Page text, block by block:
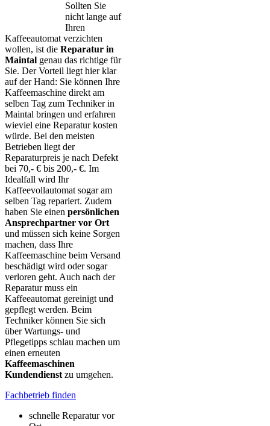
Sollten Sie
nicht lange auf
Ihren
Kaffeeautomat verzichten
wollen, ist die Reparatur in
Maintal genau das richtige für
Sie. Der Vorteil liegt hier klar
auf der Hand: Sie können Ihre
Kaffeemaschine direkt am
selben Tag zum Techniker in
Maintal bringen und erfahren
wieviel eine Reparatur kosten
würde. Bei den meisten
Betrieben liegt der
Reparaturpreis je nach Defekt
bei 70,- € bis 200,- €. Im
Idealfall wird Ihr
Kaffeevollautomat sogar am
selben Tag repariert. Zudem
haben Sie einen persönlichen
Ansprechpartner vor Ort
und müssen sich keine Sorgen
machen, dass Ihre
Kaffeemaschine beim Versand
beschädigt wird oder sogar
verloren geht. Auch nach der
Reparatur muss ein
Kaffeeautomat gereinigt und
gepflegt werden. Beim
Techniker können Sie sich
über Wartungs- und
Pflegetipps schlau machen um
einen erneuten
Kaffeemaschinen
Kundendienst zu umgehen.
Fachbetrieb finden
schnelle Reparatur vor